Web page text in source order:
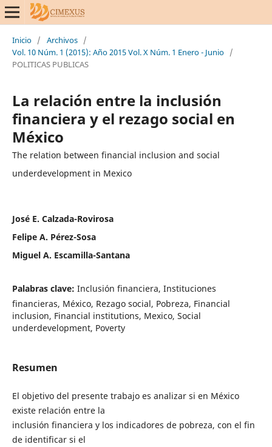
Inicio / Archivos /
Vol. 10 Núm. 1 (2015): Año 2015 Vol. X Núm. 1 Enero - Junio /
POLITICAS PUBLICAS
La relación entre la inclusión
financiera y el rezago social en
México
The relation between financial inclusion and social
underdevelopment in Mexico
José E. Calzada-Rovirosa
Felipe A. Pérez-Sosa
Miguel A. Escamilla-Santana
Palabras clave: Inclusión financiera, Instituciones
financieras, México, Rezago social, Pobreza, Financial
inclusion, Financial institutions, Mexico, Social
underdevelopment, Poverty
Resumen
El objetivo del presente trabajo es analizar si en México
existe relación entre la
inclusión financiera y los indicadores de pobreza, con el fin
de identificar si el